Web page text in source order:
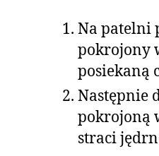
Na patelni
pokrojony
posiekaną
Następnie
pokrojoną
straci